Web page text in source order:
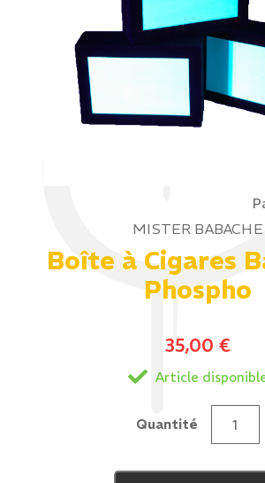
MISTER BABACHE
Boîte à Cigares
Phospho
35,00 €
Article
Quantitéquantité
Boîte